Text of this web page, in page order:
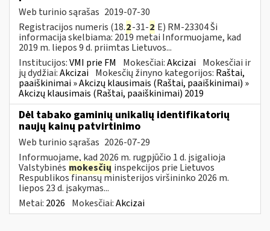
Web turinio sąrašas 2019-07-30
Registracijos numeris (18.2-31-2 E) RM-23304 Ši
informacija skelbiama: 2019 metai Informuojame, kad
2019 m. liepos 9 d. priimtas Lietuvos...
Institucijos:VMI prie FM Mokesčiai:Akcizai Mokesčiai ir
jų dydžiai:Akcizai Mokesčių žinyno kategorijos: Raštai,
paaiškinimai » Akcizų klausimais (Raštai, paaiškinimai) »
Akcizų klausimais (Raštai, paaiškinimai) 2019
Dėl tabako gaminių unikalių identifikatorių
naujų kainų patvirtinimo
Web turinio sąrašas 2026-07-29
Informuojame, kad 2026 m. rugpjūčio 1 d. įsigalioja
Valstybinės mokesčių inspekcijos prie Lietuvos
Respublikos finansų ministerijos viršininko 2026 m.
liepos 23 d. įsakymas...
Metai: 2026 Mokesčiai:Akcizai